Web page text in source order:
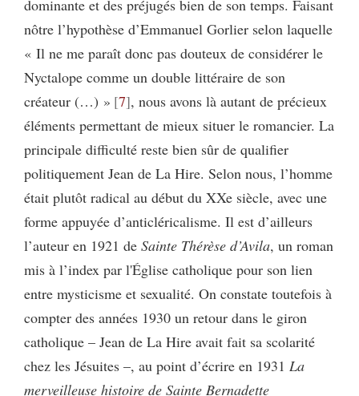
dominante et des préjugés bien de son temps. Faisant
nôtre l’hypothèse d’Emmanuel Gorlier selon laquelle
« Il ne me paraît donc pas douteux de considérer le
Nyctalope comme un double littéraire de son
créateur (…) » 7 , nous avons là autant de précieux
éléments permettant de mieux situer le romancier. La
principale difficulté reste bien sûr de qualifier
politiquement Jean de La Hire. Selon nous, l’homme
était plutôt radical au début du XXe siècle, avec une
forme appuyée d’anticléricalisme. Il est d’ailleurs
l’auteur en 1921 de Sainte Thérèse d’Avila, un roman
mis à l’index par l'Église catholique pour son lien
entre mysticisme et sexualité. On constate toutefois à
compter des années 1930 un retour dans le giron
catholique – Jean de La Hire avait fait sa scolarité
chez les Jésuites –, au point d’écrire en 1931 La
merveilleuse histoire de Sainte Bernadette